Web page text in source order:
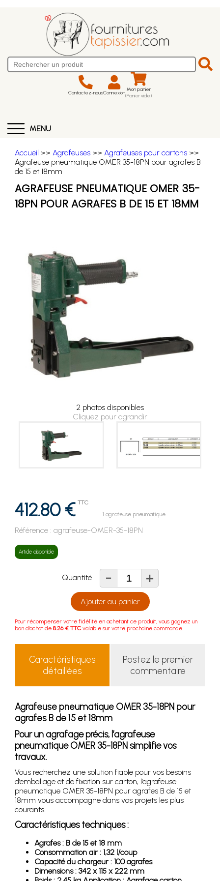
Contactez-nousConnexion Mon panier
(Panier vide)
MENU
Accueil >> Agrafeuses >> Agrafeuses pour cartons >>
Agrafeuse pneumatique OMER 35-18PN pour agrafes B
de 15 et 18mm
AGRAFEUSE PNEUMATIQUE OMER 35-
18PN POUR AGRAFES B DE 15 ET 18MM
2 photos disponibles
Cliquez pour agrandir
412.80 € TTC
1 agrafeuse pneumatique
Référence : agrafeuse-OMER-35-18PN
Article disponible
Quantité - +
Ajouter au panier
Pour récompenser votre fidélité en achetant ce produit, vous gagnez un
bon d'achat de 8.26 € TTC valable sur votre prochaine commande.
Caractéristiques
détaillées
Postez le premier
commentaire
Agrafeuse pneumatique OMER 35-18PN pour
agrafes B de 15 et 18mm
Pour un agrafage précis, l’agrafeuse
pneumatique OMER 35-18PN simplifie vos
travaux.
Vous recherchez une solution fiable pour vos besoins
d’emballage et de fixation sur carton, l’agrafeuse
pneumatique OMER 35-18PN pour agrafes B de 15 et
18mm vous accompagne dans vos projets les plus
courants.
Caractéristiques techniques :
Agrafes : B de 15 et 18 mm
Consommation air : 1,32 l/coup
Capacité du chargeur : 100 agrafes
Dimensions : 342 x 115 x 222 mm